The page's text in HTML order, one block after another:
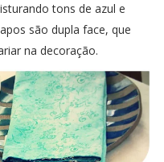
tons de azul e
são dupla face, que
na decoração.